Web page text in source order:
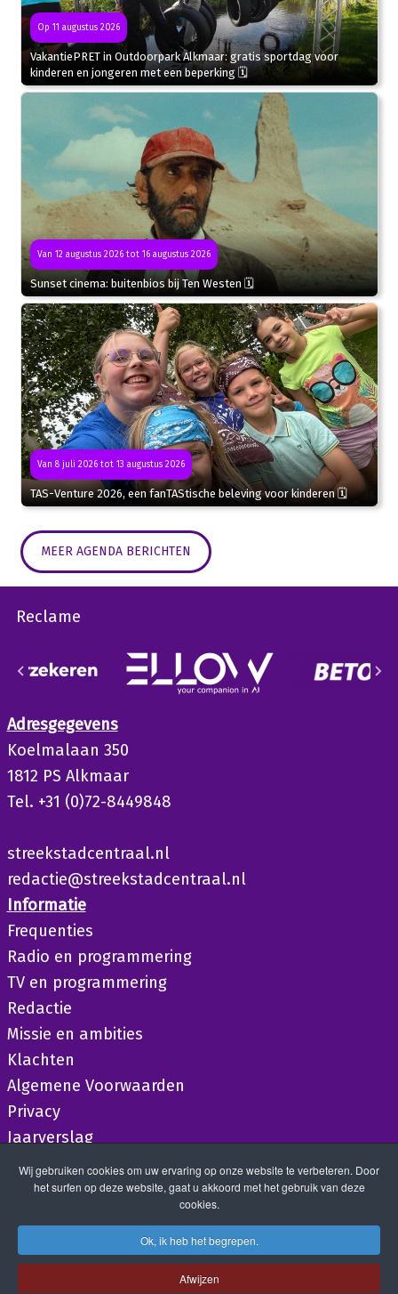
Op 11 augustus 2026
VakantiePRET in Outdoorpark Alkmaar: gratis sportdag voor
kinderen en jongeren met een beperking 🗓
Van 12 augustus 2026 tot 16 augustus 2026
Sunset cinema: buitenbios bij Ten Westen 🗓
Van 8 juli 2026 tot 13 augustus 2026
TAS-Venture 2026, een fanTAStische beleving voor kinderen 🗓
MEER AGENDA BERICHTEN
Reclame
Adresgegevens
Koelmalaan 350
1812 PS Alkmaar
Tel. +31 (0)72-8449848
streekstadcentraal.nl
redactie@streekstadcentraal.nl
Informatie
Frequenties
Radio en programmering
TV en programmering
Redactie
Missie en ambities
Klachten
Algemene Voorwaarden
Privacy
Jaarverslag
Wij gebruiken cookies om uw ervaring op onze website te verbeteren. Door
het surfen op deze website, gaat u akkoord met het gebruik van deze
cookies.
Ok, ik heb het begrepen.
Afwijzen